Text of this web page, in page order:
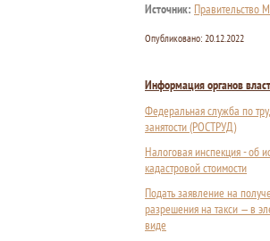
Источник: Правительство
Опубликовано: 20.12.2022
Информация органов
Федеральная служба по
занятости (РОСТРУД)
Налоговая инспекция - об
кадастровой стоимости
Подать заявление на
разрешения на такси — в
виде